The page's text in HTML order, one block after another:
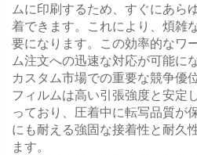
ムに印刷するため、すぐにあら
着できます。これにより、煩雑
要になります。この効率的なワ
ム注文への迅速な対応が可能に
カスタム市場での重要な競争優
フィルムは高い引張強度と安定
っており、圧着中に転写品質が
にも耐える強固な接着性と耐久
ます。